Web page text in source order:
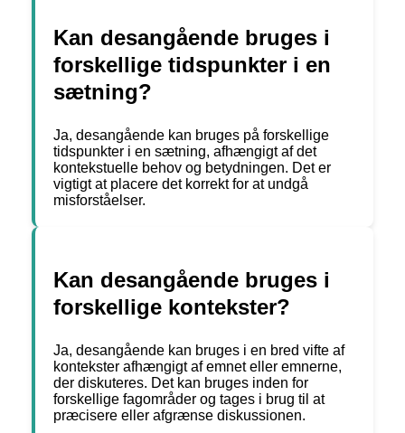
Kan desangående bruges i
forskellige tidspunkter i en
sætning?
Ja, desangående kan bruges på forskellige
tidspunkter i en sætning, afhængigt af det
kontekstuelle behov og betydningen. Det er
vigtigt at placere det korrekt for at undgå
misforståelser.
Kan desangående bruges i
forskellige kontekster?
Ja, desangående kan bruges i en bred vifte af
kontekster afhængigt af emnet eller emnerne,
der diskuteres. Det kan bruges inden for
forskellige fagområder og tages i brug til at
præcisere eller afgrænse diskussionen.